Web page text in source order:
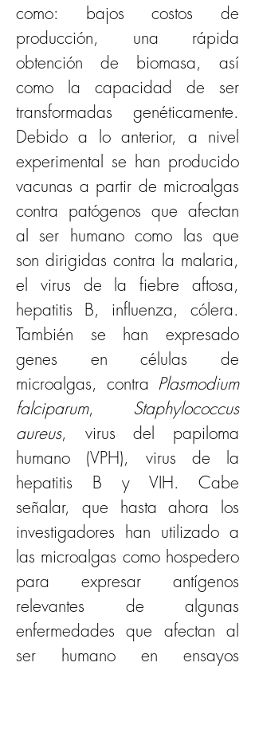
como: bajos costos de
producción, una rápida
obtención de biomasa, así
como la capacidad de ser
transformadas genéticamente.
Debido a lo anterior, a nivel
experimental se han producido
vacunas a partir de microalgas
contra patógenos que afectan
al ser humano como las que
son dirigidas contra la malaria,
el virus de la fiebre aftosa,
hepatitis B, influenza, cólera.
También se han expresado
genes en células de
microalgas, contra Plasmodium
falciparum, Staphylococcus
aureus, virus del papiloma
humano (VPH), virus de la
hepatitis B y VIH. Cabe
señalar, que hasta ahora los
investigadores han utilizado a
las microalgas como hospedero
para expresar antígenos
relevantes de algunas
enfermedades que afectan al
ser humano en ensayos